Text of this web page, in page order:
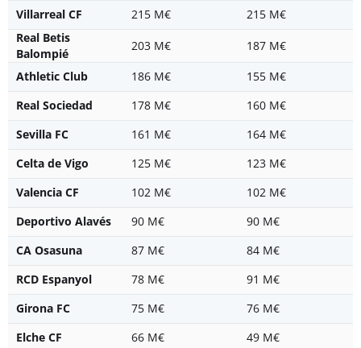
Villarreal CF
215 M€
215 M€
Real Betis
Balompié
203 M€
187 M€
Athletic Club
186 M€
155 M€
Real Sociedad
178 M€
160 M€
Sevilla FC
161 M€
164 M€
Celta de Vigo
125 M€
123 M€
Valencia CF
102 M€
102 M€
Deportivo Alavés
90 M€
90 M€
CA Osasuna
87 M€
84 M€
RCD Espanyol
78 M€
91 M€
Girona FC
75 M€
76 M€
Elche CF
66 M€
49 M€